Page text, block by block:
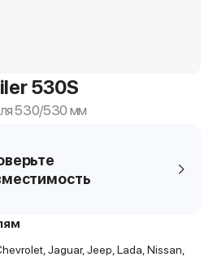
530S
530/530 мм
Jaguar, Jeep, Lada, Nissan,